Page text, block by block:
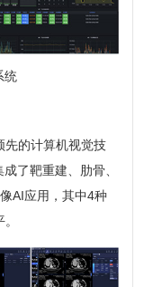
统
的计算机视觉技
了靶重建、肋骨、
AI应用，其中4种